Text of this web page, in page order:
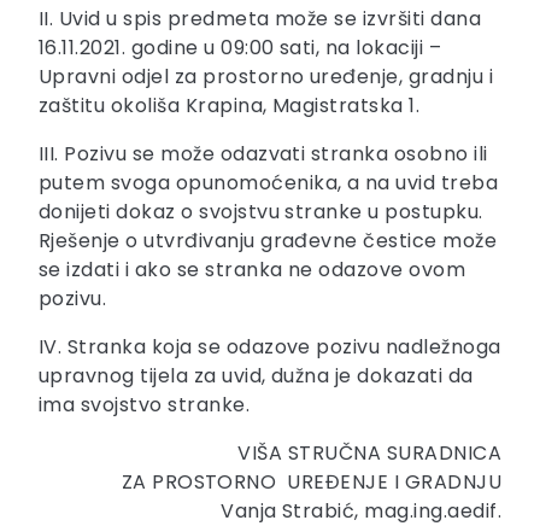
II. Uvid u spis predmeta može se izvršiti dana
16.11.2021. godine u 09:00 sati, na lokaciji –
Upravni odjel za prostorno uređenje, gradnju i
zaštitu okoliša Krapina, Magistratska 1.
III. Pozivu se može odazvati stranka osobno ili
putem svoga opunomoćenika, a na uvid treba
donijeti dokaz o svojstvu stranke u postupku.
Rješenje o utvrđivanju građevne čestice može
se izdati i ako se stranka ne odazove ovom
pozivu.
IV. Stranka koja se odazove pozivu nadležnoga
upravnog tijela za uvid, dužna je dokazati da
ima svojstvo stranke.
VIŠA STRUČNA SURADNICA
ZA PROSTORNO UREĐENJE I GRADNJU
Vanja Strabić, mag.ing.aedif.